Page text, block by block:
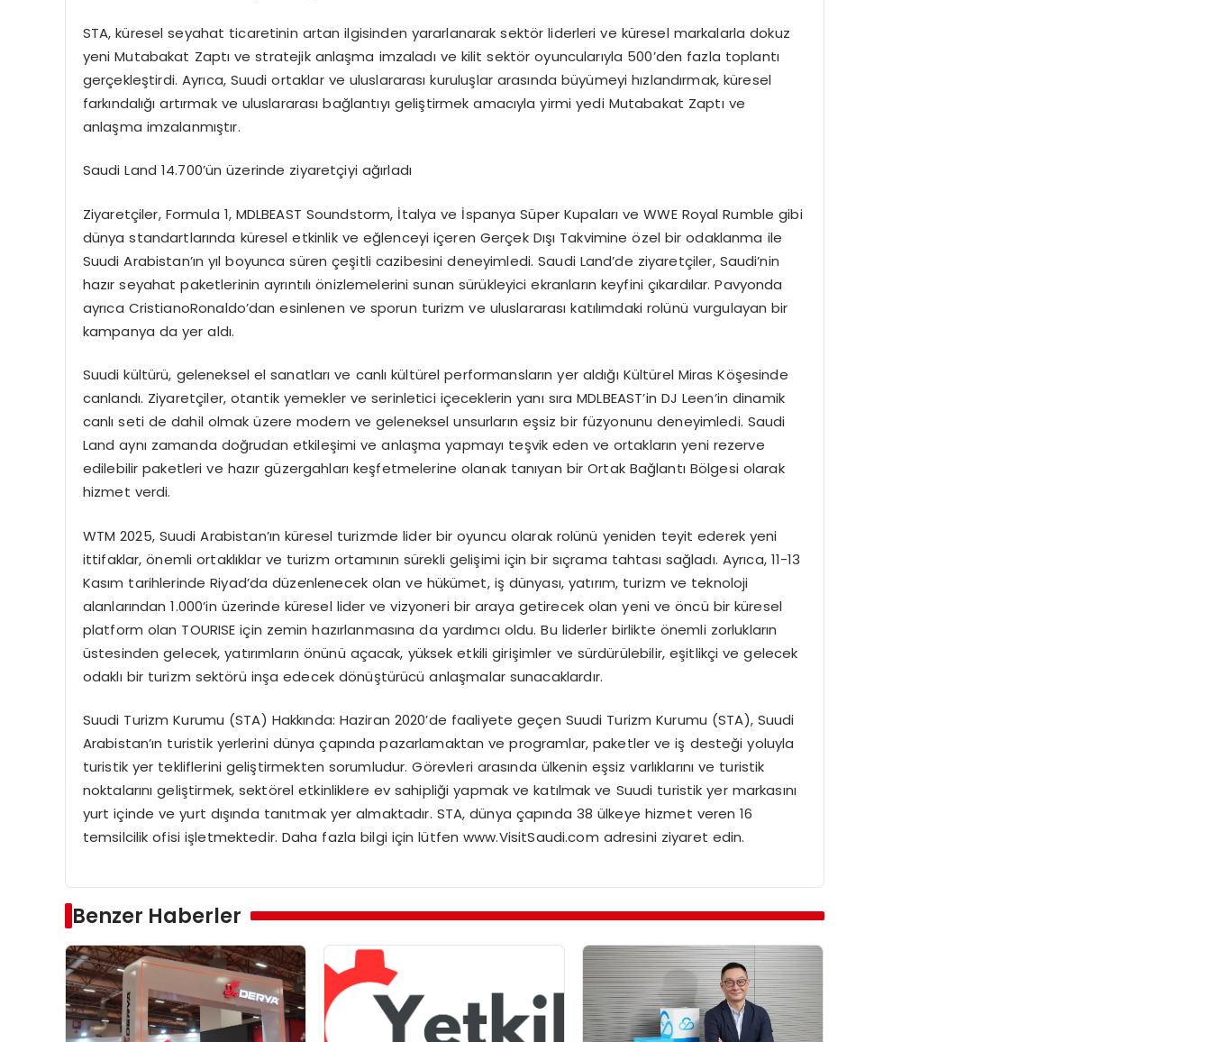
STA, küresel seyahat ticaretinin artan ilgisinden yararlanarak sektör liderleri ve küresel markalarla dokuz
yeni Mutabakat Zaptı ve stratejik anlaşma imzaladı ve kilit sektör oyuncularıyla 500’den fazla toplantı
gerçekleştirdi. Ayrıca, Suudi ortaklar ve uluslararası kuruluşlar arasında büyümeyi hızlandırmak, küresel
farkındalığı artırmak ve uluslararası bağlantıyı geliştirmek amacıyla yirmi yedi Mutabakat Zaptı ve
anlaşma imzalanmıştır.
Saudi Land 14.700’ün üzerinde ziyaretçiyi ağırladı
Ziyaretçiler, Formula 1, MDLBEAST Soundstorm, İtalya ve İspanya Süper Kupaları ve WWE Royal Rumble gibi
dünya standartlarında küresel etkinlik ve eğlenceyi içeren Gerçek Dışı Takvimine özel bir odaklanma ile
Suudi Arabistan’ın yıl boyunca süren çeşitli cazibesini deneyimledi. Saudi Land’de ziyaretçiler, Saudi’nin
hazır seyahat paketlerinin ayrıntılı önizlemelerini sunan sürükleyici ekranların keyfini çıkardılar. Pavyonda
ayrıca CristianoRonaldo’dan esinlenen ve sporun turizm ve uluslararası katılımdaki rolünü vurgulayan bir
kampanya da yer aldı.
Suudi kültürü, geleneksel el sanatları ve canlı kültürel performansların yer aldığı Kültürel Miras Köşesinde
canlandı. Ziyaretçiler, otantik yemekler ve serinletici içeceklerin yanı sıra MDLBEAST’in DJ Leen’in dinamik
canlı seti de dahil olmak üzere modern ve geleneksel unsurların eşsiz bir füzyonunu deneyimledi. Saudi
Land aynı zamanda doğrudan etkileşimi ve anlaşma yapmayı teşvik eden ve ortakların yeni rezerve
edilebilir paketleri ve hazır güzergahları keşfetmelerine olanak tanıyan bir Ortak Bağlantı Bölgesi olarak
hizmet verdi.
WTM 2025, Suudi Arabistan’ın küresel turizmde lider bir oyuncu olarak rolünü yeniden teyit ederek yeni
ittifaklar, önemli ortaklıklar ve turizm ortamının sürekli gelişimi için bir sıçrama tahtası sağladı. Ayrıca, 11-13
Kasım tarihlerinde Riyad’da düzenlenecek olan ve hükümet, iş dünyası, yatırım, turizm ve teknoloji
alanlarından 1.000’in üzerinde küresel lider ve vizyoneri bir araya getirecek olan yeni ve öncü bir küresel
platform olan TOURISE için zemin hazırlanmasına da yardımcı oldu. Bu liderler birlikte önemli zorlukların
üstesinden gelecek, yatırımların önünü açacak, yüksek etkili girişimler ve sürdürülebilir, eşitlikçi ve gelecek
odaklı bir turizm sektörü inşa edecek dönüştürücü anlaşmalar sunacaklardır.
Suudi Turizm Kurumu (STA) Hakkında: Haziran 2020’de faaliyete geçen Suudi Turizm Kurumu (STA), Suudi
Arabistan’ın turistik yerlerini dünya çapında pazarlamaktan ve programlar, paketler ve iş desteği yoluyla
turistik yer tekliflerini geliştirmekten sorumludur. Görevleri arasında ülkenin eşsiz varlıklarını ve turistik
noktalarını geliştirmek, sektörel etkinliklere ev sahipliği yapmak ve katılmak ve Suudi turistik yer markasını
yurt içinde ve yurt dışında tanıtmak yer almaktadır. STA, dünya çapında 38 ülkeye hizmet veren 16
temsilcilik ofisi işletmektedir. Daha fazla bilgi için lütfen www.VisitSaudi.com adresini ziyaret edin.
Benzer Haberler